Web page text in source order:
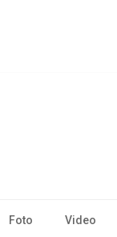
Foto Video